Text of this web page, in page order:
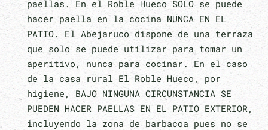
paellas. En el Roble Hueco SOLO se puede
hacer paella en la cocina NUNCA EN EL
PATIO. El Abejaruco dispone de una terraza
que solo se puede utilizar para tomar un
aperitivo, nunca para cocinar. En el caso
de la casa rural El Roble Hueco, por
higiene, BAJO NINGUNA CIRCUNSTANCIA SE
PUEDEN HACER PAELLAS EN EL PATIO EXTERIOR,
incluyendo la zona de barbacoa pues no se